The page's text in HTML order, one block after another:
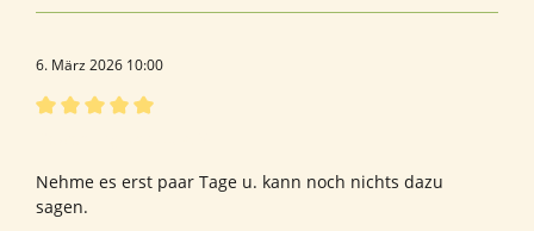
6. März 2026 10:00
Nehme es erst paar Tage u. kann noch nichts dazu
sagen.